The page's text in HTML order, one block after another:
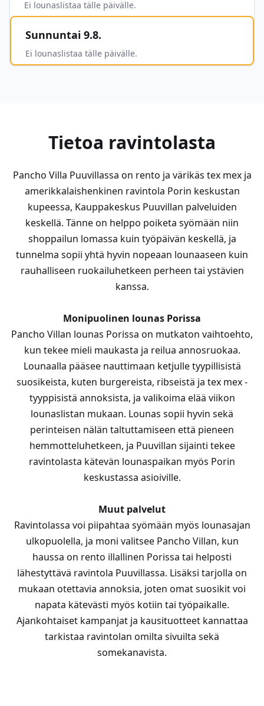
Ei lounaslistaa tälle päivälle.
Sunnuntai 9.8.
Ei lounaslistaa tälle päivälle.
Tietoa ravintolasta
Pancho Villa Puuvillassa on rento ja värikäs tex mex ja
amerikkalaishenkinen ravintola Porin keskustan
kupeessa, Kauppakeskus Puuvillan palveluiden
keskellä. Tänne on helppo poiketa syömään niin
shoppailun lomassa kuin työpäivän keskellä, ja
tunnelma sopii yhtä hyvin nopeaan lounaaseen kuin
rauhalliseen ruokailuhetkeen perheen tai ystävien
kanssa.
Monipuolinen lounas Porissa
Pancho Villan lounas Porissa on mutkaton vaihtoehto,
kun tekee mieli maukasta ja reilua annosruokaa.
Lounaalla pääsee nauttimaan ketjulle tyypillisistä
suosikeista, kuten burgereista, ribseistä ja tex mex -
tyyppisistä annoksista, ja valikoima elää viikon
lounaslistan mukaan. Lounas sopii hyvin sekä
perinteisen nälän taltuttamiseen että pieneen
hemmotteluhetkeen, ja Puuvillan sijainti tekee
ravintolasta kätevän lounaspaikan myös Porin
keskustassa asioiville.
Muut palvelut
Ravintolassa voi piipahtaa syömään myös lounasajan
ulkopuolella, ja moni valitsee Pancho Villan, kun
haussa on rento illallinen Porissa tai helposti
lähestyttävä ravintola Puuvillassa. Lisäksi tarjolla on
mukaan otettavia annoksia, joten omat suosikit voi
napata kätevästi myös kotiin tai työpaikalle.
Ajankohtaiset kampanjat ja kausituotteet kannattaa
tarkistaa ravintolan omilta sivuilta sekä
somekanavista.